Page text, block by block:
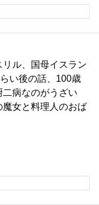
ル、国母イスラン
い後の話、100歳
病なのがうざい
女と料理人のおば